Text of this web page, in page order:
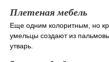
Плетеная мебель
Еще одним колоритным, но
умельцы создают из
утварь.